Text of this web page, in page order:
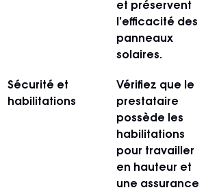
et préservent
l’efficacité des
panneaux
solaires.
Sécurité et
habilitations
Vérifiez que le
prestataire
possède les
habilitations
pour travailler
en hauteur et
une assurance